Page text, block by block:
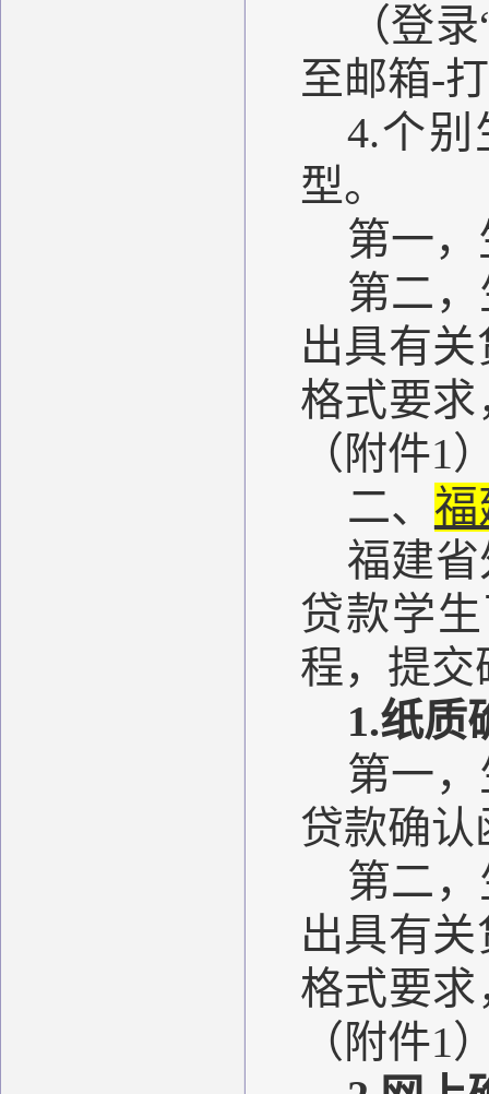
（登
至邮箱-
4.个
型。
第一
第二
出具有
格式要
（附件1
二、 福
福建
贷款学
程，提交
1.纸质
第一
贷款确认
第二
出具有
格式要
（附件1